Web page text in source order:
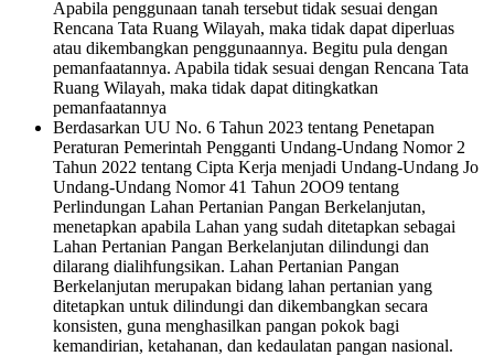
Apabila penggunaan tanah tersebut tidak sesuai dengan
Rencana Tata Ruang Wilayah, maka tidak dapat diperluas
atau dikembangkan penggunaannya. Begitu pula dengan
pemanfaatannya. Apabila tidak sesuai dengan Rencana Tata
Ruang Wilayah, maka tidak dapat ditingkatkan
pemanfaatannya
Berdasarkan UU No. 6 Tahun 2023 tentang Penetapan
Peraturan Pemerintah Pengganti Undang-Undang Nomor 2
Tahun 2022 tentang Cipta Kerja menjadi Undang-Undang Jo
Undang-Undang Nomor 41 Tahun 2OO9 tentang
Perlindungan Lahan Pertanian Pangan Berkelanjutan,
menetapkan apabila Lahan yang sudah ditetapkan sebagai
Lahan Pertanian Pangan Berkelanjutan dilindungi dan
dilarang dialihfungsikan. Lahan Pertanian Pangan
Berkelanjutan merupakan bidang lahan pertanian yang
ditetapkan untuk dilindungi dan dikembangkan secara
konsisten, guna menghasilkan pangan pokok bagi
kemandirian, ketahanan, dan kedaulatan pangan nasional.